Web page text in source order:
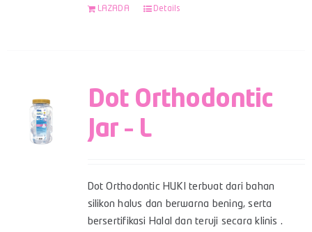
LAZADA Details
Dot Orthodontic
Jar – L
Dot Orthodontic HUKI terbuat dari bahan
silikon halus dan berwarna bening, serta
bersertifikasi Halal dan teruji secara klinis .